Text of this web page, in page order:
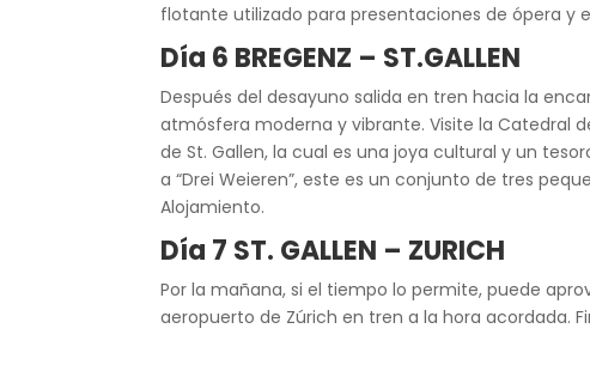
flotante utilizado para presentaciones de ópera y
Día 6 BREGENZ – ST.GALLEN
Después del desayuno salida en tren hacia la
atmósfera moderna y vibrante. Visite la Catedral
de St. Gallen, la cual es una joya cultural y un
a “Drei Weieren”, este es un conjunto de tres
Alojamiento.
Día 7 ST. GALLEN – ZURICH
Por la mañana, si el tiempo lo permite, puede
aeropuerto de Zúrich en tren a la hora acordada.